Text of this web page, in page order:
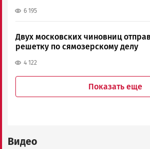
6 195
Двух московских чиновниц
решетку по сямозерскому делу
4 122
Показать еще
Видео